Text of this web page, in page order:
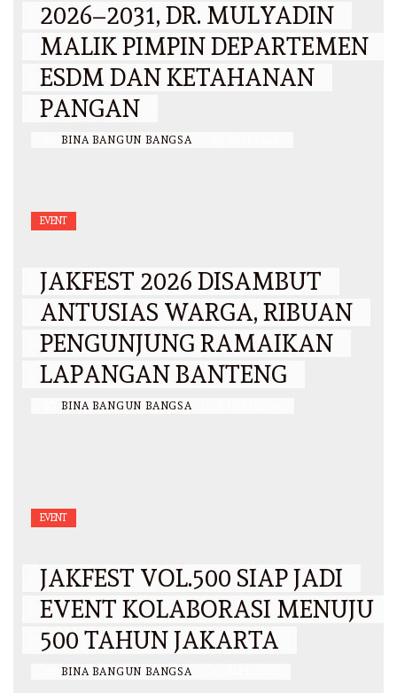
2026–2031, DR. MULYADIN
MALIK PIMPIN DEPARTEMEN
ESDM DAN KETAHANAN
PANGAN
BINA BANGUN BANGSA
EVENT
JAKFEST 2026 DISAMBUT
ANTUSIAS WARGA, RIBUAN
PENGUNJUNG RAMAIKAN
LAPANGAN BANTENG
BINA BANGUN BANGSA
EVENT
JAKFEST VOL.500 SIAP JADI
EVENT KOLABORASI MENUJU
500 TAHUN JAKARTA
BINA BANGUN BANGSA